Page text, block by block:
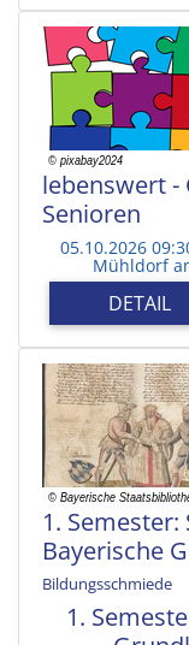
lebenswert
Senioren
05.10.2026
Mühldorf
DETAIL
1.
Bayerische
Bildungsschmiede
1.